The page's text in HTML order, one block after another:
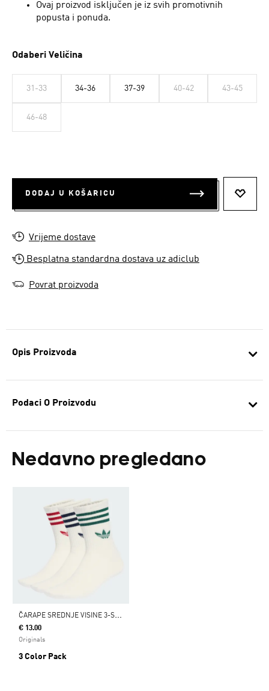
Opis Proizvoda
Podaci O Proizvodu
Nedavno pregledano
Č
ARAPE SREDNJE VISINE 3-STRIPES, 3 PARA
€ 13.00
Originals
3 Color Pack
Ovaj proizvod isključen je iz svih promotivnih
popusta i ponuda.
Odaberi Veličina
31-33 34-36 37-39 40-42 43-45
46-48
DODAJ U KOŠARICU
Vrijeme dostave
Besplatna standardna dostava uz adiclub
Povrat proizvoda